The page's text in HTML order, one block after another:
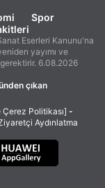
Spor
Eserleri Kanunu'na
yayımı ve
gerektirir. 6.08.2026
çıkan
Politikası] -
Aydınlatma